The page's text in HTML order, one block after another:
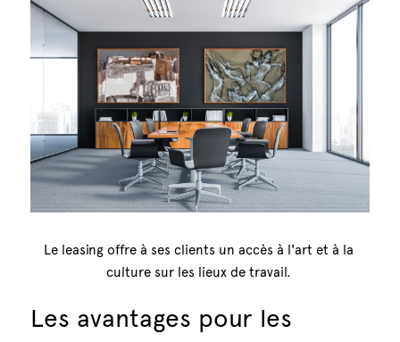
Le leasing offre à ses clients un accès à l'art et à la
culture sur les lieux de travail.
Les avantages pour les